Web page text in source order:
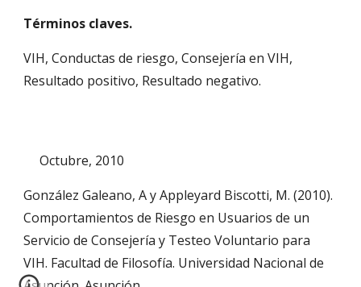
Términos claves.
VIH, Conductas de riesgo, Consejería en VIH,
Resultado positivo, Resultado negativo.
Octubre, 2010
González Galeano, A y Appleyard Biscotti, M. (2010).
Comportamientos de Riesgo en Usuarios de un
Servicio de Consejería y Testeo Voluntario para
VIH. Facultad de Filosofía. Universidad Nacional de